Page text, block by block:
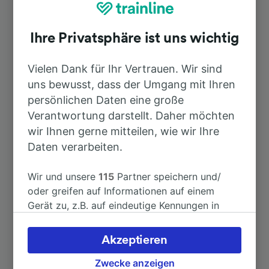
Schierstein
Nach Flughafen Frankfurt am Main
Fernbahnhof
Nach Weiden (Oberpf) 4h 34min
Nach Bebra 2h 41min
Nach Karlsruhe Hbf 2h 7min
Nach Koblenz Hbf
Ihre Privatsphäre ist uns wichtig
Vielen Dank für Ihr Vertrauen. Wir sind
uns bewusst, dass der Umgang mit Ihren
persönlichen Daten eine große
Verantwortung darstellt. Daher möchten
wir Ihnen gerne mitteilen, wie wir Ihre
Daten verarbeiten.
Wir und unsere115 Partner speichern und/
oder greifen auf Informationen auf einem
Gerät zu, z.B. auf eindeutige Kennungen in
verarbeiten. Sie können Ihre Präferenzen
akzeptieren oder verwalten, einschließlich
Ihres Widerspruchsrechts bei berechtigtem
Zwecke anzeigen
Akzeptieren